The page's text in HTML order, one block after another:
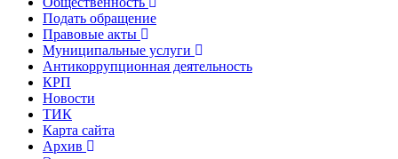
Подать обращение
Правовые акты
Муниципальные услуги
Антикоррупционная деятельность
КРП
Новости
ТИК
Карта сайта
Архив